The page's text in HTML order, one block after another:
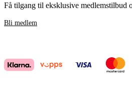
Få tilgang til eksklusive medlemstilbud
Bli medlem